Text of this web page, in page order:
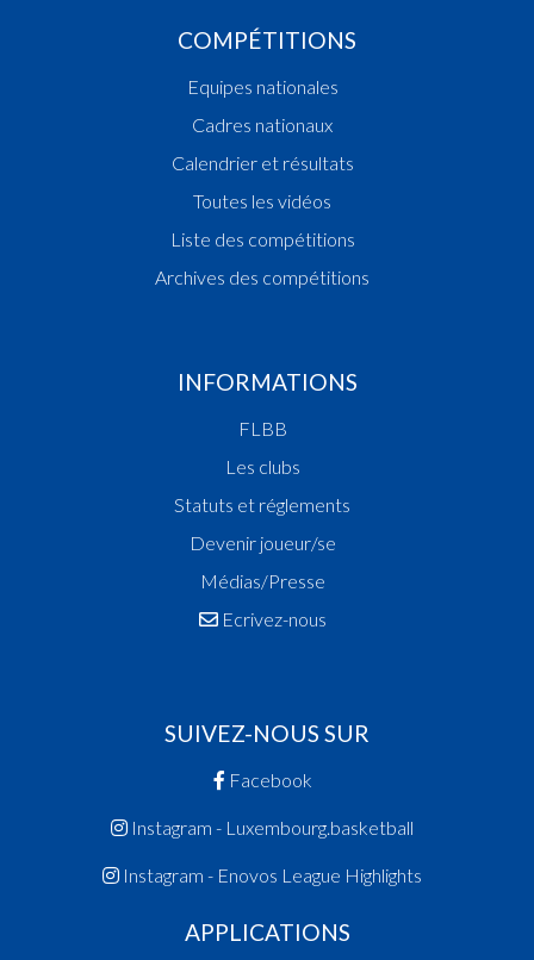
COMPÉTITIONS
Equipes nationales
Cadres nationaux
Calendrier et résultats
Toutes les vidéos
Liste des compétitions
Archives des compétitions
INFORMATIONS
FLBB
Les clubs
Statuts et réglements
Devenir joueur/se
Médias/Presse
Ecrivez-nous
SUIVEZ-NOUS SUR
Facebook
Instagram - Luxembourg.basketball
Instagram - Enovos League Highlights
APPLICATIONS